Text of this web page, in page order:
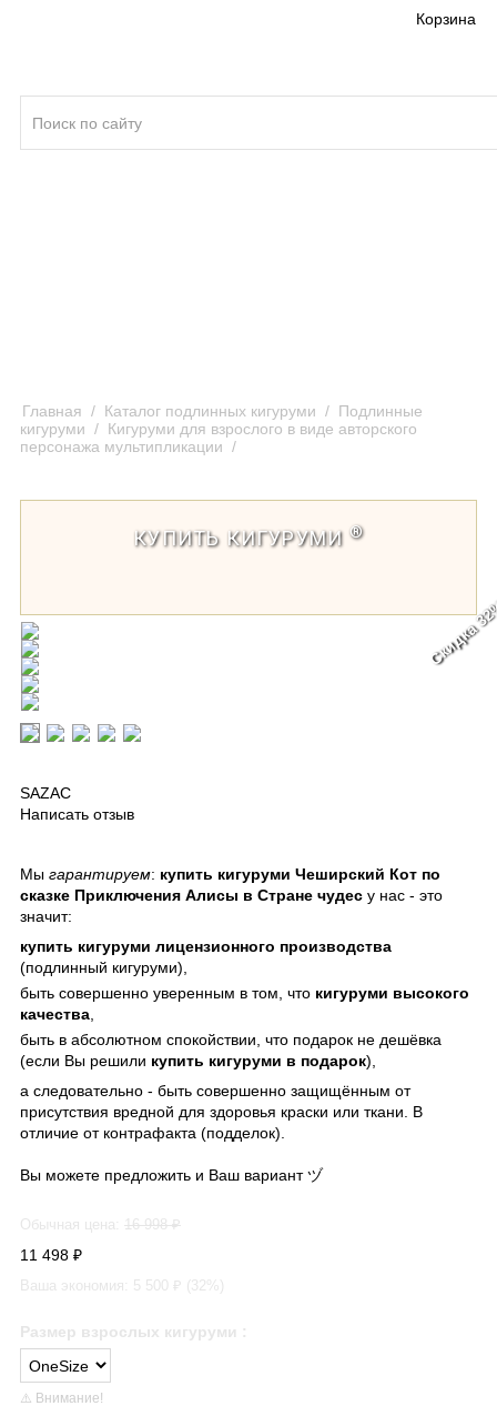
Корзина
Главная / Каталог подлинных кигуруми / Подлинные
кигуруми / Кигуруми для взрослого в виде авторского
персонажа мультипликации /
КУПИТЬ КИГУРУМИ ®
Скидка
SAZAC
Написать отзыв
Мы гарантируем: купить кигуруми Чеширский Кот по
сказке Приключения Алисы в Стране чудес у нас - это
значит:
купить кигуруми лицензионного производства
(подлинный кигуруми),
быть совершенно уверенным в том, что кигуруми высокого
качества
быть в абсолютном спокойствии, что подарок не дешёвка
(если Вы решили купить кигуруми в подарок),
а следовательно - быть совершенно защищённым от
присутствия вредной для здоровья краски или ткани. В
отличие от контрафакта (подделок).
Вы можете предложить и Ваш вариант ヅ
Обычная цена: 16 998 ₽
11 498 ₽
Ваша экономия: 5 500 ₽ ( 32 %)
Размер взрослых кигуруми :
⚠️ Внимание!